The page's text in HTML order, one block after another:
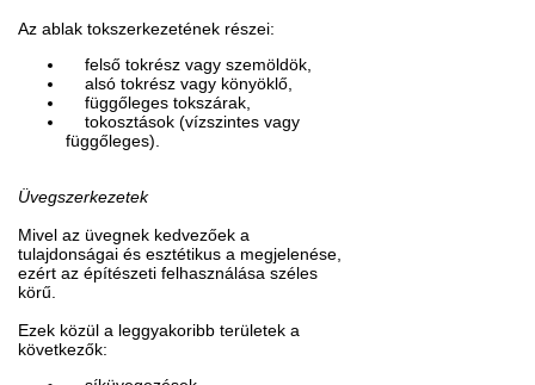
Az ablak tokszerkezetének részei:
felső tokrész vagy szemöldök,
alsó tokrész vagy könyöklő,
függőleges tokszárak,
tokosztások (vízszintes vagy
függőleges).
Üvegszerkezetek
Mivel az üvegnek kedvezőek a
tulajdonságai és esztétikus a megjelenése,
ezért az építészeti felhasználása széles
körű.
Ezek közül a leggyakoribb területek a
következők: